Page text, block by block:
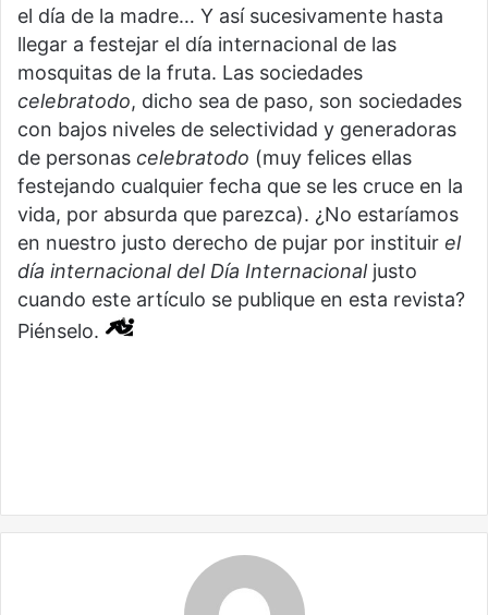
el día de la madre… Y así sucesivamente hasta
llegar a festejar el día internacional de las
mosquitas de la fruta. Las sociedades
celebratodo, dicho sea de paso, son sociedades
con bajos niveles de selectividad y generadoras
de personas celebratodo (muy felices ellas
festejando cualquier fecha que se les cruce en la
vida, por absurda que parezca). ¿No estaríamos
en nuestro justo derecho de pujar por instituir el
día internacional del Día Internacionaljusto
cuando este artículo se publique en esta revista?
Piénselo.